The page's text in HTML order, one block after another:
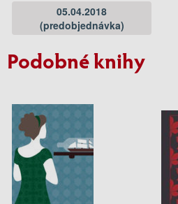
05.04.2018
(predobjednávka)
Podobné knihy